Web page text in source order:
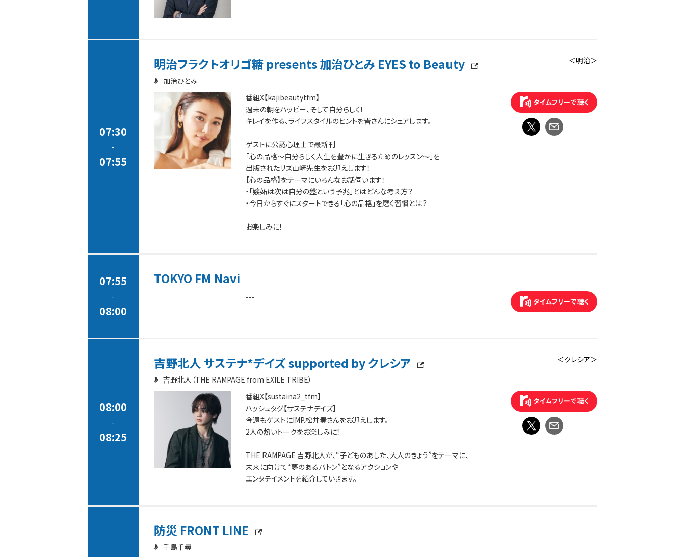
07:30
-
07:55
明治フラクトオリゴ糖 presents 加治ひとみ EYES to Beauty
＜明治＞
加治ひとみ
番組X【kajibeautytfm】
週末の朝をハッピー、そして自分らしく！
キレイを作る、ライフスタイルのヒントを皆さんにシェアします。
ゲストに公認心理士で最新刊
「心の品格～自分らしく人生を豊かに生きるためのレッスン～」を
出版されたリズ山﨑先生をお迎えします！
【心の品格】をテーマにいろんなお話伺います！
・「嫉妬は次は自分の盤という予兆」とはどんな考え方？
・今日からすぐにスタートできる「心の品格」を磨く習慣とは？
お楽しみに！
07:55
-
08:00
TOKYO FM Navi
---
08:00
-
08:25
吉野北人 サステナ*デイズ supported by クレシア
＜クレシア＞
吉野北人（THE RAMPAGE from EXILE TRIBE）
番組X【sustaina2_tfm】
ハッシュタグ【サステナデイズ】
今週もゲストにIMP.松井奏さんをお迎えします。
2人の熱いトークをお楽しみに！
THE RAMPAGE 吉野北人が、“子どものあした、大人のきょう”をテーマに、
未来に向けて“夢のあるバトン”となるアクションや
エンタテイメントを紹介していきます。
防災 FRONT LINE
手島千尋